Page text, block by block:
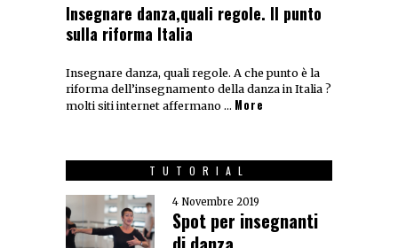
Insegnare danza,quali regole. Il punto
sulla riforma Italia
Insegnare danza, quali regole. A che punto è la
riforma dell’insegnamento della danza in Italia ?
molti siti internet affermano … More
TUTORIAL
4 Novembre 2019
Spot per insegnanti